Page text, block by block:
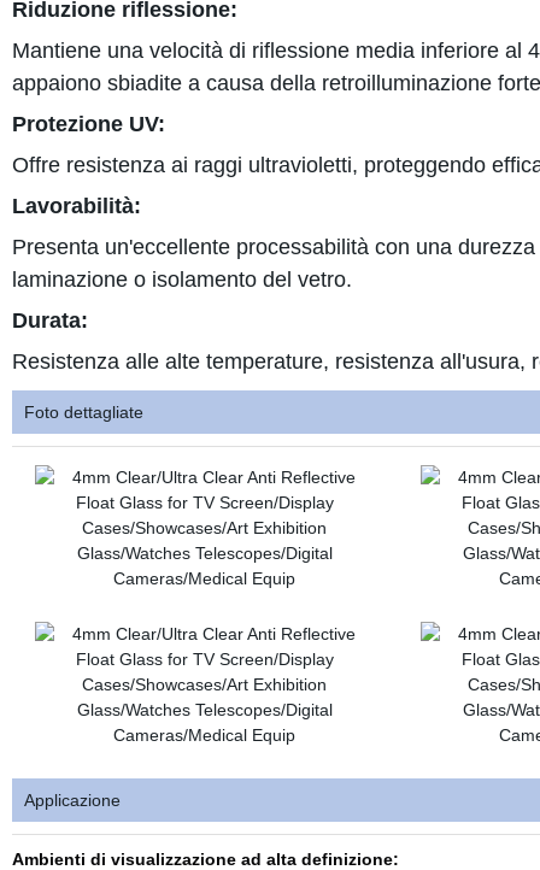
Riduzione riflessione:
Mantiene una velocità di riflessione media inferiore al
appaiono sbiadite a causa della retroilluminazione
Protezione UV:
Offre resistenza ai raggi ultravioletti, proteggendo
Lavorabilità:
Presenta un'eccellente processabilità con una
laminazione o isolamento del vetro.
Durata:
Resistenza alle alte temperature, resistenza all'usura,
Foto dettagliate
Applicazione
Ambienti di visualizzazione ad alta definizione: